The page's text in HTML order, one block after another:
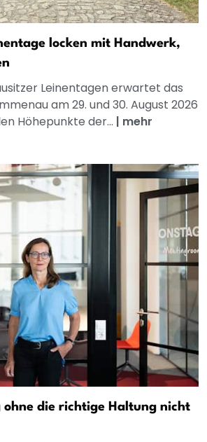
locken mit Handwerk,
Leinentagen erwartet das
am 29. und 30. August 2026
Höhepunkte der... | mehr
ohne die richtige Haltung nicht